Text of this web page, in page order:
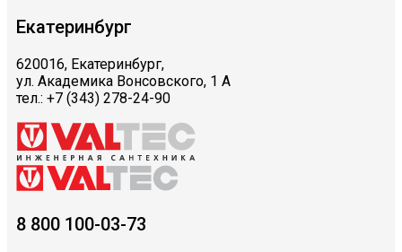
Екатеринбург
620016, Екатеринбург,
ул. Академика Вонсовского, 1 А
тел.: +7 (343) 278-24-90
8 800 100-03-73